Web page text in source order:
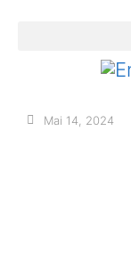
Mai 14, 2024